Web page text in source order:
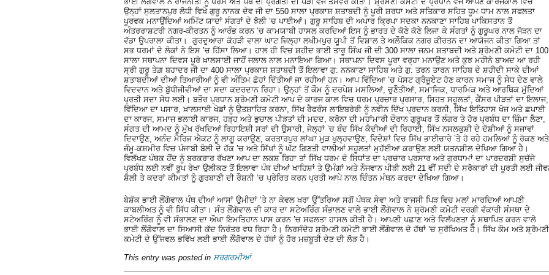
ਉਨ੍ਹਾਂ ਸੁਲਤਾਨਪੁਰ ਲੋਧੀ ਵਿਖੇ ਗੁਰੂ ਨਾਨਕ ਦੇਵ ਜੀ ਦਾ 550 ਸਾਲਾ ਪ੍ਰਕਾਸ਼ ਸ਼ਤਾਬਦੀ ਨੂੰ ਪੂਰੀ ਸ਼ਰਧਾ ਅਤੇ ਸਤਿਕਾਰ ਸਹਿਤ ਧੂਮ ਧਾਮ ਨਾਲ ਸਫਲਤਾ
ਪੂਰਵਕ ਮਨਾਉਂਦਿਆਂ ਅਮਿੱਟ ਯਾਦਾਂ ਸੰਗਤਾਂ ਦੇ ਝੋਲੀ ’ਚ ਪਾਈਆਂ। ਗੁਰੂ ਸਾਹਿਬ ਦੀ ਅਪਾਰ ਕ੍ਰਿਪਾ ਸਦਕਾ ਨਨਕਾਣਾ ਸਾਹਿਬ ਪਾਕਿਸਤਾਨ ਤੋਂ
ਅੰਤਰਰਾਸ਼ਟਰੀ ਨਗਰ-ਕੀਰਤਨ ਨੂੰ ਆਰੰਭ ਕਰਨ ’ਚ ਕਾਮਯਾਬੀ ਹਾਸਲ ਕਰਦਿਆਂ ਇਸ ਨੂੰ ਭਾਰਤ ਦੇ ਕੋਣੇ ਕੋਣੇ ਲਿਜਾ ਕੇ ਸੰਗਤਾਂ ਨੂੰ ਗੁਰੂਘਰ ਨਾਲ ਜੋੜਨ ਦਾ
ਵੱਡਾ ਉਪਰਾਲਾ ਕੀਤਾ। ਗੁਰਦੁਆਰਾ ਕੋਹੜੀ ਵਾਲਾ ਘਾਟ ਜ਼ਿਲ੍ਹਾ ਲਖੀਮਪੁਰ ਯੂਪੀ ਤੋਂ ਵਿਸ਼ਾਲ ਤੇ ਅਲੌਕਿਕ ਨਗਰ ਕੀਰਤਨ ਦਾ ਆਯੋਜਨ ਕੀਤਾ ਗਿਆ ਤਾਂ
ਸਭ ਧਰਮਾਂ ਦੇ ਲੋਕਾਂ ਨੇ ਇਸ ’ਚ ਹਿੱਸਾ ਲਿਆ। ਹਾਲ ਹੀ ਵਿਚ ਸ਼ਹੀਦ ਭਾਈ ਤਾਰੂ ਸਿੰਘ ਜੀ ਦੀ 300 ਸਾਲਾ ਜਨਮ ਸ਼ਤਾਬਦੀ ਅਤੇ ਸ਼੍ਰੋਮਣੀ ਕਮੇਟੀ ਦਾ 100
ਸਾਲਾ ਸਥਾਪਨਾ ਦਿਵਸ ਪੂਰੇ ਖ਼ਾਲਸਾਈ ਜਾਹੋਂ ਜਲਾਲ ਨਾਲ ਮਨਾਇਆ ਗਿਆ। ਸਥਾਪਨਾ ਦਿਵਸ ਪੂਰਾ ਵਰ੍ਹਾ ਮਨਾਉਣ ਅਤੇ ਕੁਝ ਮਹੀਨੇ ਬਾਅਦ ਆ ਰਹੀ
ਸ੍ਰੀ ਗੁਰੂ ਤੇਗ਼ ਬਹਾਦਰ ਜੀ ਦਾ 400 ਸਾਲਾ ਪ੍ਰਕਾਸ਼ ਸ਼ਤਾਬਦੀ ਤੋਂ ਇਲਾਵਾ ਗੁ: ਨਨਕਾਣਾ ਸਾਹਿਬ ਅਤੇ ਗੁ: ਤਰਨ ਤਾਰਨ ਸਾਹਿਬ ਦੇ ਸ਼ਹੀਦੀ ਸਾਕੇ ਦੀਆਂ
ਸ਼ਤਾਬਦੀਆਂ ਦੀਆਂ ਤਿਆਰੀਆਂ ਨੂੰ ਵੀ ਅੰਤਿਮ ਛੋਹਾਂ ਦਿੱਤੀਆਂ ਜਾ ਰਹੀਆਂ ਹਨ। ਆਪ ਵਿੱਦਿਆ ’ਚ ਪੋਸਟ ਗ੍ਰੈਜੂਏਟ ਹੋਣ ਕਾਰਨ ਸਮਾਜ ਨੂੰ ਸੇਧ ਦੇਣ ਵਾਲੇ
ਵਿਦਵਾਨ ਅਤੇ ਬੁੱਧੀਜੀਵੀਆਂ ਦਾ ਸਦਾ ਕਦਰਦਾਨ ਰਿਹਾ। ਉਨ੍ਹਾਂ ਤੋਂ ਕੌਮ ਨੂੰ ਦਰਪੇਸ਼ ਮਸਲਿਆਂ, ਚੁਣੌਤੀਆਂ, ਸਮਾਜਿਕ, ਧਾਰਮਿਕ ਅਤੇ ਆਰਥਿਕ ਮੁੱਦਿਆਂ
ਪ੍ਰਤੀ ਸਦਾ ਸੇਧ ਲਈ। ਬਤੌਰ ਪ੍ਰਧਾਨ ਸ਼੍ਰੋਮਣੀ ਕਮੇਟੀ ਆਪ ਦੇ ਕਾਰਜ ਕਾਲ ਵਿਚ ਧਰਮ ਪ੍ਰਚਾਰ ਪ੍ਰਸਾਰ, ਸਿਹਤ ਸਹੂਲਤਾਂ, ਕੈਂਸਰ ਪੀੜਤਾਂ ਦਾ ਇਲਾਜ,
ਵਿੱਦਿਆ ਦਾ ਪਸਾਰ, ਖ਼ਾਲਸਾਈ ਖੇਡਾਂ ਨੂੰ ਉਤਸ਼ਾਹਿਤ ਕਰਨਾ, ਸਿੱਖ ਰੈਫਰੰਸ ਲਾਇਬਰੇਰੀ ਨੂੰ ਨਵੀਨ ਦਿੱਖ ਪ੍ਰਦਾਨ ਕਰਨੀ, ਸਿੱਖ ਇਤਿਹਾਸ ਖੋਜ ਅਤੇ ਛਪਾਈ
ਦਾ ਕਾਰਜ, ਸਮਾਜ ਭਲਾਈ ਕਾਰਜ, ਹੜ੍ਹ ਅਤੇ ਭੁਚਾਲ ਪੀੜਤਾਂ ਦੀ ਮਦਦ, ਕਰੋਨਾ ਦੀ ਮਹਾਂਮਾਰੀ ਦੌਰਾਨ ਗੁਰੂਘਰ ਤੋਂ ਲੰਗਰ ਤੇ ਹੋਰ ਪ੍ਰਬੰਧ ਦਾ ਜ਼ਿੰਮਾ ਲੈਣਾ,
ਸੰਗਤ ਦੀ ਆਮਦ ਨੂੰ ਮੁੱਖ ਰੱਖਦਿਆਂ ਰਿਹਾਇਸ਼ੀ ਸਰਾਂ ਦੀ ਉਸਾਰੀ, ਜੇਲ੍ਹਾਂ ’ਚ ਬੰਦ ਸਿੱਖ ਕੈਦੀਆਂ ਦੀ ਰਿਹਾਈ, ਸਿੱਖ ਨਸਲਕੁਸ਼ੀ ਦੇ ਦੋਸ਼ੀਆਂ ਨੂੰ ਸਜਾਵਾਂ
ਦਿਵਾਉਣ, ਅਨੰਦ ਮੈਰਿਜ ਐਕਟ ਨੂੰ ਲਾਗੂ ਕਰਾਉਣ, ਕਰਤਾਰਪੁਰ ਲਾਂਘਾ ਮੁੜ ਖੁਲ੍ਹਵਾਉਣ, ਵਿਦੇਸ਼ਾਂ ਵਿਚ ਸਿੱਖ ਭਾਈਚਾਰੇ ’ਤੇ ਹੋ ਰਹੇ ਹਮਲਿਆਂ ਨੂੰ ਰੋਕਣ ਅਤੇ
ਜੰਮੂ-ਕਸ਼ਮੀਰ ਵਿਚ ਪੰਜਾਬੀ ਬੋਲੀ ਦੇ ਹੱਕ ’ਚ ਅਤੇ ਸਿੱਖਾਂ ਨੂੰ ਘੱਟ ਗਿਣਤੀ ਵਾਲੀਆਂ ਸਹੂਲਤਾਂ ਮੁਹੱਈਆ ਕਰਾਉਣ ਲਈ ਯਤਨਸ਼ੀਲ ਦੇਖਿਆ ਗਿਆ ਹੈ।
ਵਿਲੱਖਣ ਪੰਥਕ ਹੋਂਦ ਨੂੰ ਬਰਕਰਾਰ ਰੱਖਣਾ ਆਪ ਦਾ ਲਕਸ਼ ਰਿਹਾ ਤਾਂ ਸਿੱਖ ਧਰਮ ਦੇ ਸਿਧਾਂਤ ਦਾ ਪ੍ਰਚਾਰ ਪ੍ਰਸਾਰ ਅਤੇ ਗੁਰਧਾਮਾਂ ਦਾ ਪਾਰਦਰਸ਼ੀ ਸੁਚੱਜੇ
ਪ੍ਰਬੰਧ ਲਈ ਨਵੀਂ ਰੂਪ ਰੇਖਾ ਉਲੀਕਣ ਤੋਂ ਇਲਾਵਾ ਪੰਥ ਦੀਆਂ ਖਾਹਿਸ਼ਾਂ ਤੇ ਉਮੰਗਾਂ ਅਤੇ ਨੌਜਵਾਨ ਪੀੜੀ ਲਈ 21 ਵੀਂ ਸਦੀ ਦੇ ਸਰੋਕਾਰਾਂ ਦੀ ਪੂਰਤੀ ਲਈ
ਸ਼ੈਲੀ ਤੇ ਕਦਰਾਂ ਕੀਮਤਾਂ ਨੂੰ ਗੁਰਬਾਣੀ ਦੀ ਰੌਸ਼ਨੀ ’ਚ ਪ੍ਰੇਰਿਤ ਕਰਨ ਪ੍ਰਤੀ ਆਪੇ ਨਾਲ ਚਿੰਤਨ ਮੰਥਨ ਕਰਦਾ ਦੇਖਿਆ ਗਿਆ।
ਬੇਸ਼ੱਕ ਭਾਈ ਲੌਂਗੋਵਾਲ ਪੰਥ ਦੀਆਂ ਆਸਾਂ ਉਮੀਦਾਂ ’ਤੇ ਨਾ ਕੇਵਲ ਖਰਾ ਉੱਤਰਿਆ ਸਗੋਂ ਪੰਥਕ ਸੇਵਾ ਅਤੇ ਰਾਜਸੀ ਪਿੜ ਵਿਚ ਮਲਾਂ ਮਾਰਦਿਆਂ ਆਪਣੀ
ਕਾਬਲੀਅਤ ਨੂੰ ਵੀ ਸਿੱਧ ਕੀਤਾ। ਸੰਤ ਲੌਂਗੋਵਾਲ ਦੀ ਕਾਰ ਦਾ ਸਟੇਅਰਿੰਗ ਸੰਭਾਲਣ ਵਾਲੇ ਭਾਈ ਲੌਂਗੋਵਾਲ ਨੇ ਸ਼੍ਰੋਮਣੀ ਕਮੇਟੀ ਵਰਗੀ ਵੱਕਾਰੀ ਸੰਸਥਾ ਦੇ
ਸਟੇਅਰਿੰਗ ਨੂੰ ਵੀ ਸੰਭਾਲਣ ਦਾ ਔਖਾ ਇਮਤਿਹਾਨ ਪਾਸ ਕਰਨ ’ਚ ਸਫਲਤਾ ਹਾਸਲ ਕੀਤੀ ਹੈ। ਆਪਣੀ ਪਛਾਣ ਅਤੇ ਵਿਲੱਖਣਤਾ ਨੂੰ ਸਥਾਪਿਤ ਕਰਨ ਵਾਲੇ
ਭਾਈ ਲੌਂਗੋਵਾਲ ਦਾ ਸਿਆਸੀ ਕੱਦ ਨਿਰੰਤਰ ਵਧ ਰਿਹਾ ਹੈ। ਨਿਰਸੰਦੇਹ ਸ਼੍ਰੋਮਣੀ ਕਮੇਟੀ ਭਾਈ ਲੌਂਗੋਵਾਲ ਦੇ ਹੱਥਾਂ ’ਚ ਸੁਰੱਖਿਅਤ ਹੈ। ਸਿੱਖ ਕੌਮ ਅਤੇ ਸ਼੍ਰੋਮਣੀ
ਕਮੇਟੀ ਦੇ ਉੱਜਵਲ ਭਵਿੱਖ ਲਈ ਭਾਈ ਲੌਂਗੋਵਾਲ ਦੇ ਹੱਥਾਂ ਨੂੰ ਹੋਰ ਮਜ਼ਬੂਤੀ ਦੇਣ ਦੀ ਲੋੜ ਹੈ।
This entry was posted in ਸਰਗਰਮੀਆਂ.